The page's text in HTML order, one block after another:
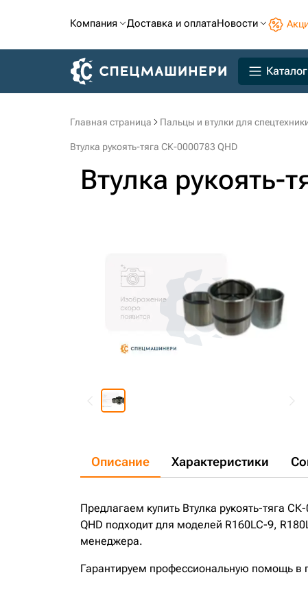
Компания Доставка и оплатаНовости
Каталог
Главная страница Пальцы и втулки для
Втулка рукоять-тяга СК-0000783 QHD
Втулка рукоять-
Описание Характеристики
Предлагаем купить Втулка рукоять-тяга
QHD подходит для моделей R160LC-9,
менеджера.
Гарантируем профессиональную помощь в